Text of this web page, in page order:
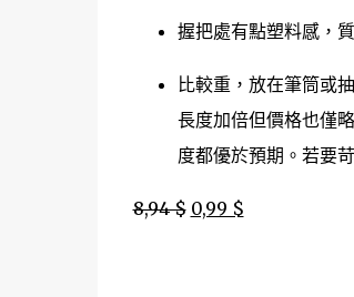
握把處有點塑料感，
比較重，放在筆筒或
長度加倍但價格也僅
度都優於預期。若要
8,94 $ 0,99 $